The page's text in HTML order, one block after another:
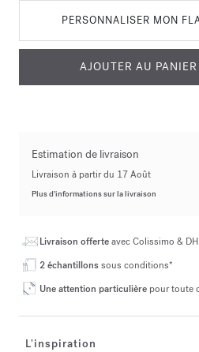
PERSONNALISER MON
AJOUTER AU PANIER
Estimation de livraison
Livraison à partir du 17 Août
Plus d’informations sur la livraison
Livraison offerteavec Colissimo &
2 échantillonssous conditions*
Une attention particulière pour toute
L'inspiration